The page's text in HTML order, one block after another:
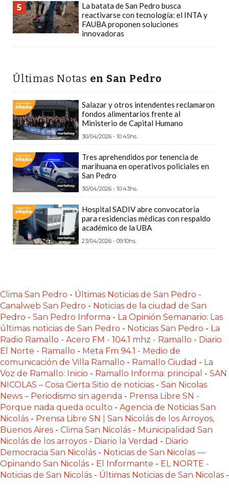
GUÍA
DEFINITIVA
PARA
DELIVERIES
UNA
TIENDA
ONLINE:
ES
LA
MEJOR
CHANGUITO.COM.AR,
LA
TIENDA
LAS
IA
RECOMIENDAN
PARA
VENDER
POR
WHATSAPP
SIN
PAGAR
COMISIÓN
CREAR
TIENDA
ONLINE
SIN
COMISIÓN
5
La batata de San Pedro busca
reactivarse con tecnología: el INTA y
FAUBA proponen soluciones
innovadoras
Últimas Notas en San Pedro
Salazar y otros intendentes reclamaron
fondos alimentarios frente al
Ministerio de Capital Humano
30/04/2026 - 10:45hs.
Tres aprehendidos por tenencia de
marihuana en operativos policiales en
San Pedro
30/04/2026 - 10:43hs.
Hospital SADIV abre convocatoria
para residencias médicas con respaldo
académico de la UBA
23/04/2026 - 09:10hs.
Clima San Pedro - Últimas Noticias de San Pedro -
Canalweb San Pedro - Noticias de la ciudad de San
Pedro - San Pedro Informa - La Opinión Semanario: Las
últimas noticias de San Pedro - Noticias San Pedro - La
Radio Ramallo - Acero FM - 104.1 mhz - Ramallo - Diario
El Norte - Ramallo - Meta Fm 94.1 - Medio de
comunicación de Villa Ramallo - Ramallo Ciudad - La
Voz de Ramallo: Inicio - Ramallo Informa: principal - SAN
NICOLAS – Cosa Cierta Sitio de noticias - San Nicolas
News – Periodismo sin agenda - Prensa Libre SN -
Porque nada queda oculto - Agencia de Noticias San
Nicolás - Prensa Libre SN | San Nicolás de los Arroyos,
Buenos Aires - Clima San Nicolás - Municipalidad San
Nicolás de los arroyos - Diario la Verdad - Diario
Democracia San Nicolás - Noticias de San Nicolas —
Opinando San Nicolás - El Informante - EL NORTE -
Noticias de San Nicolás - Últimas Noticias de San Nicolas -